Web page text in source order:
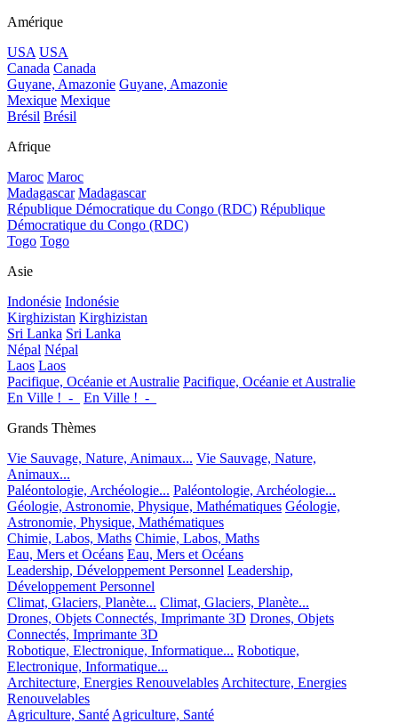
Amérique
USA USA
Canada Canada
Guyane, Amazonie Guyane, Amazonie
Mexique Mexique
Brésil Brésil
Afrique
Maroc Maroc
Madagascar Madagascar
République Démocratique du Congo (RDC) République
Démocratique du Congo (RDC)
Togo Togo
Asie
Indonésie Indonésie
Kirghizistan Kirghizistan
Sri Lanka Sri Lanka
Népal Népal
Laos Laos
Pacifique, Océanie et Australie Pacifique, Océanie et Australie
En Ville !_-_
En Ville !_-_
Grands Thèmes
Vie Sauvage, Nature, Animaux... Vie Sauvage, Nature,
Animaux...
Paléontologie, Archéologie... Paléontologie, Archéologie...
Géologie, Astronomie, Physique, Mathématiques Géologie,
Astronomie, Physique, Mathématiques
Chimie, Labos, Maths Chimie, Labos, Maths
Eau, Mers et Océans Eau, Mers et Océans
Leadership, Développement Personnel Leadership,
Développement Personnel
Climat, Glaciers, Planète... Climat, Glaciers, Planète...
Drones, Objets Connectés, Imprimante 3D Drones, Objets
Connectés, Imprimante 3D
Robotique, Electronique, Informatique... Robotique,
Electronique, Informatique...
Architecture, Energies Renouvelables Architecture, Energies
Renouvelables
Agriculture, Santé Agriculture, Santé